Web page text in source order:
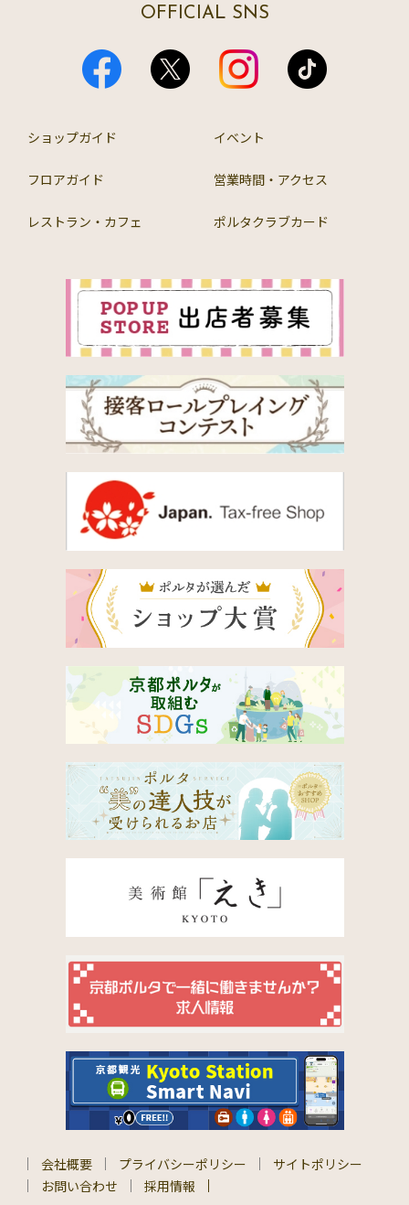
OFFICIAL SNS
ショップガイド イベント
フロアガイド 営業時間・アクセス
レストラン・カフェ ポルタクラブカード
会社概要 プライバシーポリシー
サイトポリシー
お問い合わせ
採用情報